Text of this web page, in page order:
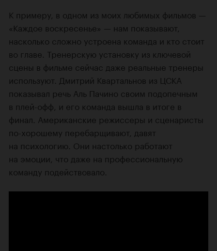
К примеру, в одном из моих любимых фильмов —
«Каждое воскресенье» — нам показывают,
насколько сложно устроена команда и кто стоит
во главе. Тренерскую установку из ключевой
сцены в фильме сейчас даже реальные тренеры
используют. Дмитрий Квартальнов из ЦСКА
показывал речь Аль Пачино своим подопечным
в плей-офф, и его команда вышла в итоге в
финал. Американские режиссеры и сценаристы
по-хорошему перебарщивают, давят
на психологию. Они настолько работают
на эмоции, что даже на профессиональную
команду подействовало.